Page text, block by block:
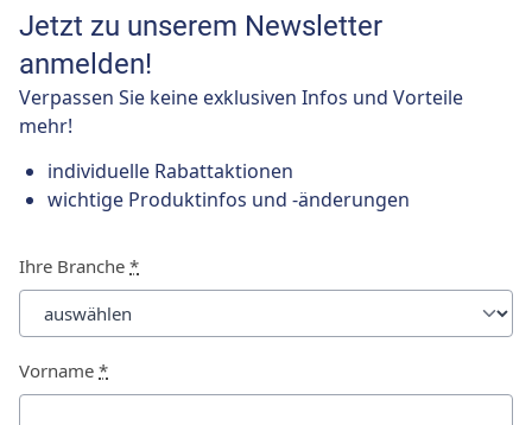
Jetzt zu unserem Newsletter
anmelden!
Verpassen Sie keine exklusiven Infos und Vorteile
mehr!
individuelle Rabattaktionen
wichtige Produktinfos und -änderungen
Ihre Branche *
Vorname *